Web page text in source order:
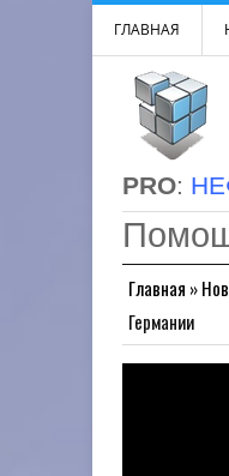
ГЛАВНАЯ
PRO:
Главная »
Германии